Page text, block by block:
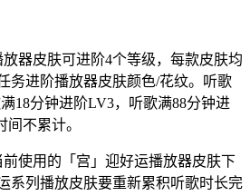
器皮肤可进阶4个等级，每款皮肤均
务进阶播放器皮肤颜色/花纹。听歌
18分钟进阶LV3，听歌满88分钟进
不累计。
使用的「宫」迎好运播放器皮肤下
系列播放皮肤要重新累积听歌时长完